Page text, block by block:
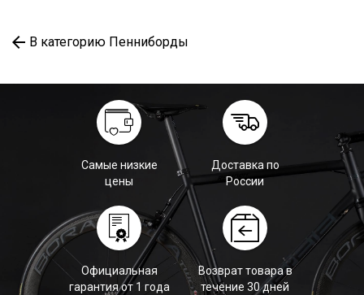
В категорию Пенниборды
Самые низкие
цены
Доставка по
России
Официальная
гарантия от 1 года
Возврат товара в
течение 30 дней